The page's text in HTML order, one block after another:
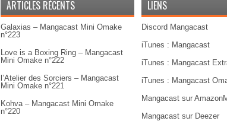
ARTICLES RÉCENTS
Galaxias – Mangacast Mini Omake
n°223
Love is a Boxing Ring – Mangacast
Mini Omake n°222
l’Atelier des Sorciers – Mangacast
Mini Omake n°221
Kohva – Mangacast Mini Omake
n°220
LIENS
Discord Mangacast
iTunes : Mangacast
iTunes : Mangacast
iTunes : Mangacast
Mangacast sur
Mangacast sur Deezer